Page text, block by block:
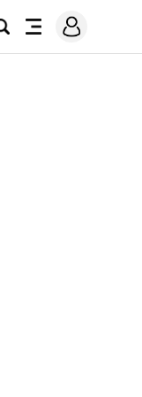
검
전
메
그